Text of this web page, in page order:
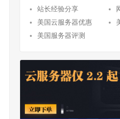
站长经验分享
美国云服务器优惠
美国服务器评测